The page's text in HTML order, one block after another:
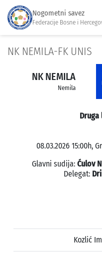
Nogometni savez
Federacije Bosne i
NK NEMILA-FK UNIS
NK NEMILA
Nemila
Druga
08.03.2026 15:00h,
Glavni sudija: Ćulov
Delegat:
Kozlić